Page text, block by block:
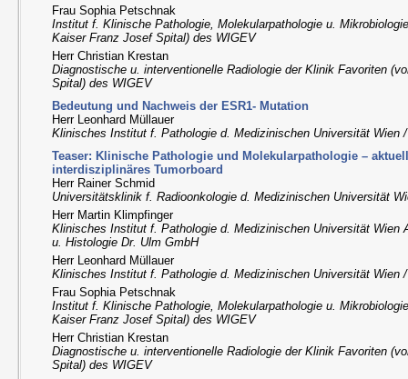
Frau Sophia Petschnak
Institut f. Klinische Pathologie, Molekularpathologie u.
Kaiser Franz Josef Spital) des WIGEV
Herr Christian Krestan
Diagnostische u. interventionelle Radiologie der Klinik Favoriten
Spital) des WIGEV
Bedeutung und Nachweis der ESR1- Mutation
Herr Leonhard Müllauer
Klinisches Institut f. Pathologie d. Medizinischen Universität Wien
Teaser: Klinische Pathologie und Molekularpathologie –
interdisziplinäres Tumorboard
Herr Rainer Schmid
Universitätsklinik f. Radioonkologie d. Medizinischen Universität
Herr Martin Klimpfinger
Klinisches Institut f. Pathologie d. Medizinischen Universität Wien
u. Histologie Dr. Ulm GmbH
Herr Leonhard Müllauer
Klinisches Institut f. Pathologie d. Medizinischen Universität Wien
Frau Sophia Petschnak
Institut f. Klinische Pathologie, Molekularpathologie u.
Kaiser Franz Josef Spital) des WIGEV
Herr Christian Krestan
Diagnostische u. interventionelle Radiologie der Klinik Favoriten
Spital) des WIGEV